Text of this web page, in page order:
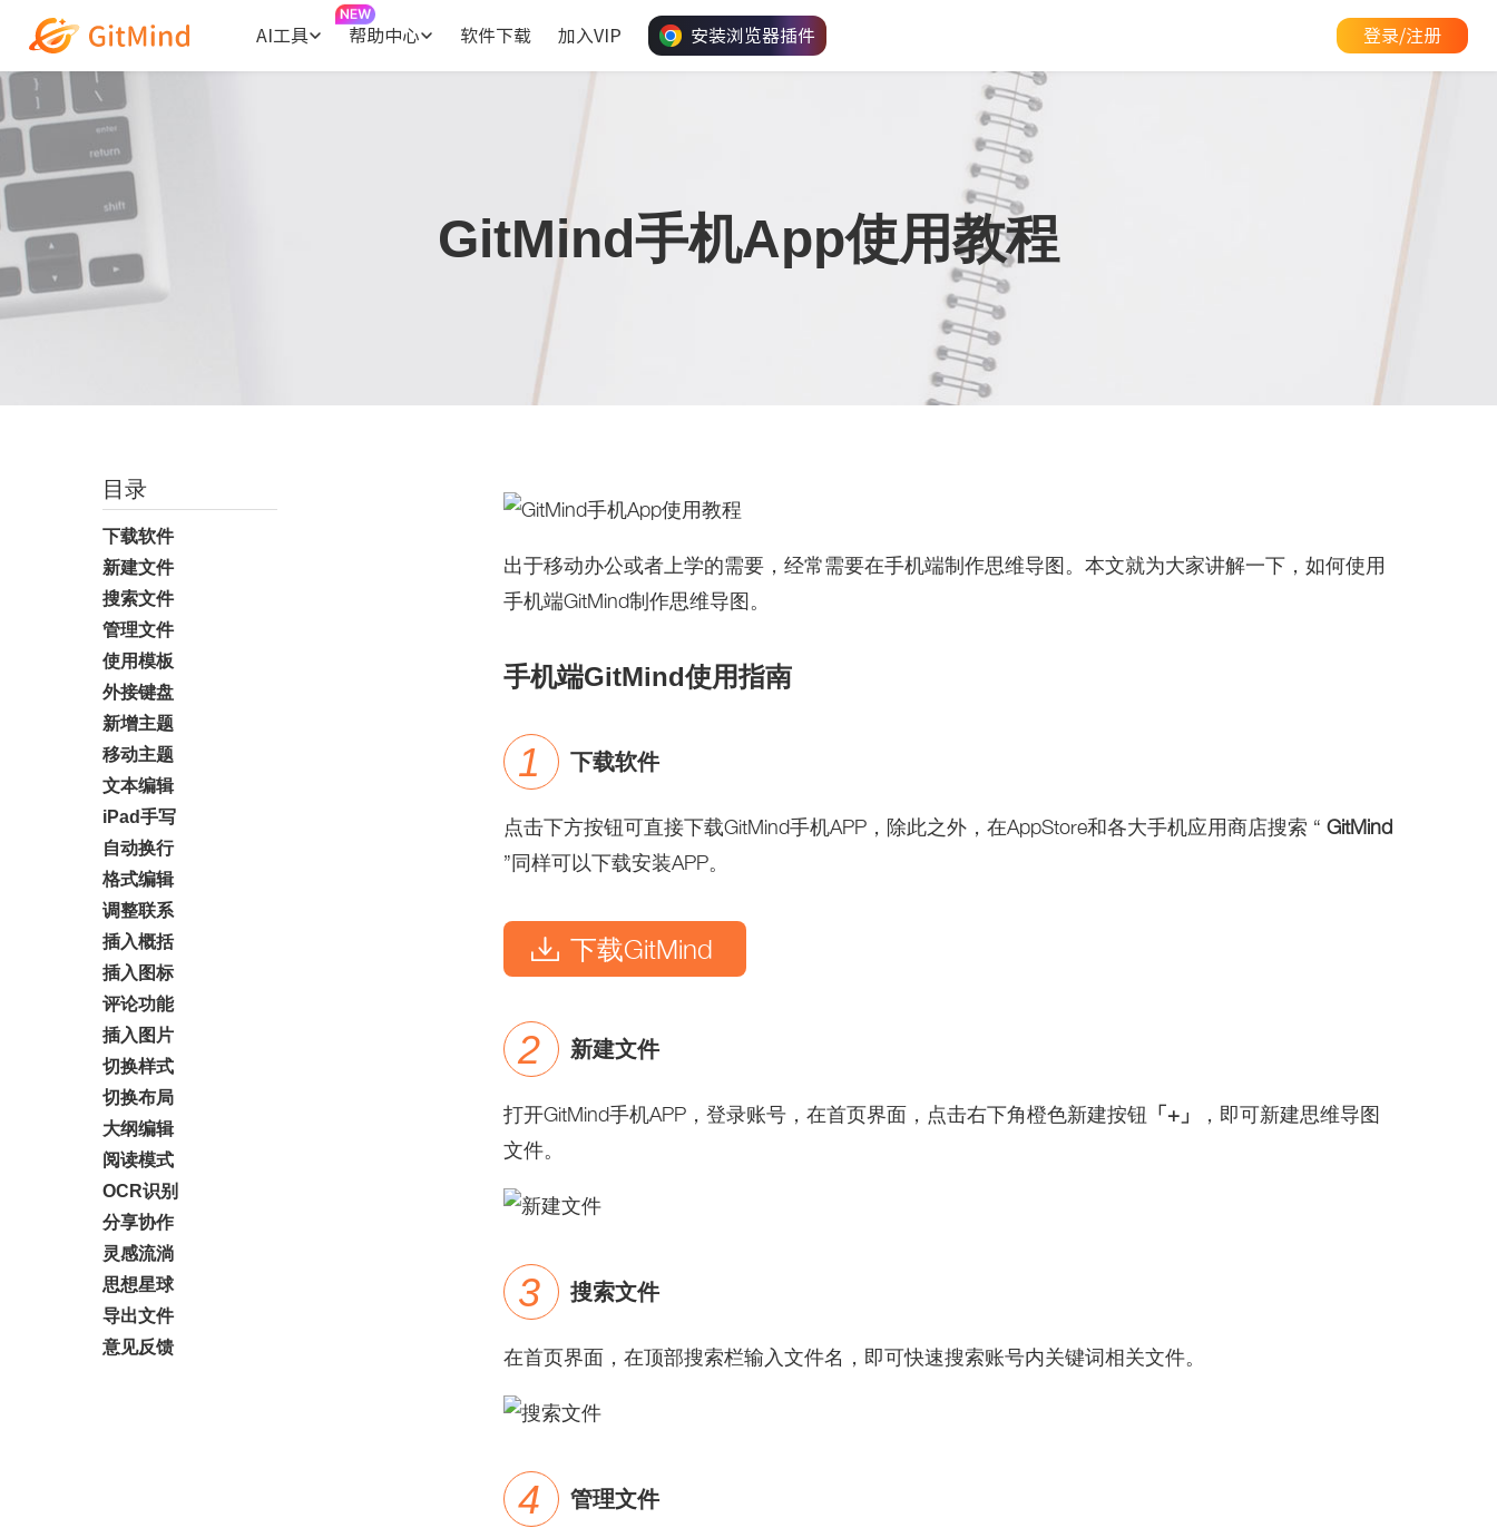
AI工具 帮助中心 软件下载 加入VIP 安装浏览器插件 登录/注册
GitMind手机App使用教程
目录
下载软件
新建文件
搜索文件
管理文件
使用模板
外接键盘
新增主题
移动主题
文本编辑
iPad手写
自动换行
格式编辑
调整联系
插入概括
插入图标
评论功能
插入图片
切换样式
切换布局
大纲编辑
阅读模式
OCR识别
分享协作
灵感流淌
思想星球
导出文件
意见反馈
出于移动办公或者上学的需要，经常需要在手机端制作思维导图。本文就为大家讲解一下，如何使用
手机端GitMind制作思维导图。
手机端GitMind使用指南
下载软件
点击下方按钮可直接下载GitMind手机APP，除此之外，在AppStore和各大手机应用商店搜索 “ GitMind
”同样可以下载安装APP。
下载GitMind
新建文件
打开GitMind手机APP，登录账号，在首页界面，点击右下角橙色新建按钮 「+」
，即可新建思维导图
文件。
搜索文件
在首页界面，在顶部搜索栏输入文件名，即可快速搜索账号内关键词相关文件。
管理文件